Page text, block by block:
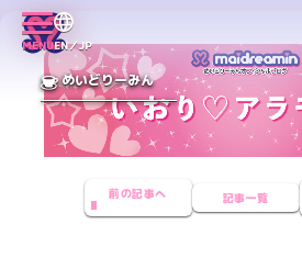
MENUEN／JP
めいどりーみん
前の記事へ 記事一覧